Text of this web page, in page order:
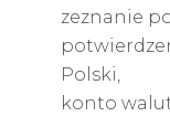
zeznanie
Polski,
konto